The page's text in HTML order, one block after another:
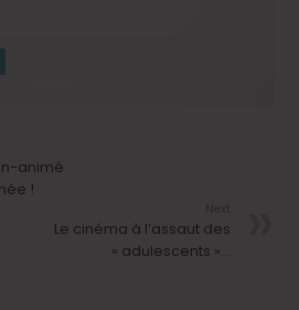
animé
!
Le cinéma à l’assaut des
« adulescents »…